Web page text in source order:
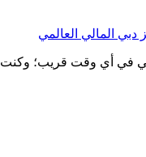
المالي العالمي
في أي وقت قريب؛